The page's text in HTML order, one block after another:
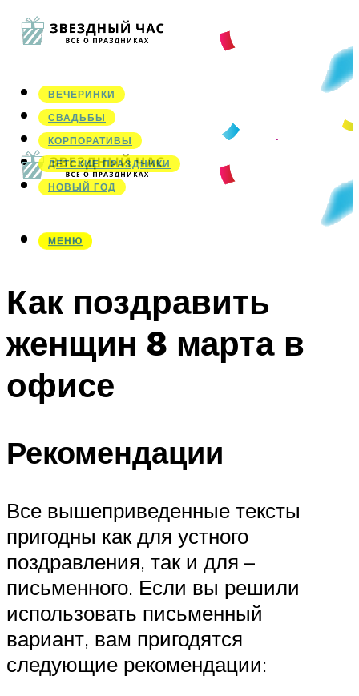
ВЕЧЕРИНКИ
СВАДЬБЫ
КОРПОРАТИВЫ
ДЕТСКИЕ ПРАЗДНИКИ
НОВЫЙ ГОД
МЕНЮ
МЕНЮ
Как поздравить
женщин 8 марта в
офисе
Рекомендации
Все вышеприведенные тексты
пригодны как для устного
поздравления, так и для –
письменного. Если вы решили
использовать письменный
вариант, вам пригодятся
следующие рекомендации: